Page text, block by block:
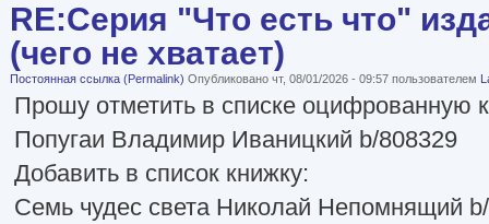
RE:Серия "Что есть что"
(чего не хватает)
Постоянная ссылка (Permalink) Опубликовано чт, 08/01/2026 - 09:57 пользователем
Прошу отметить в списке оцифрованную
Попугаи Владимир Иваницкий b/808329
Добавить в список книжку:
Семь чудес света Николай Непомнящий